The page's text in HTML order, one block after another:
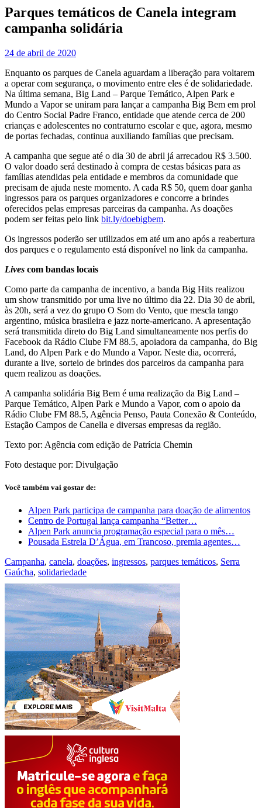
Parques temáticos de Canela integram
campanha solidária
24 de abril de 2020
Enquanto os parques de Canela aguardam a liberação para voltarem
a operar com segurança, o movimento entre eles é de solidariedade.
Na última semana, Big Land – Parque Temático, Alpen Park e
Mundo a Vapor se uniram para lançar a campanha Big Bem em prol
do Centro Social Padre Franco, entidade que atende cerca de 200
crianças e adolescentes no contraturno escolar e que, agora, mesmo
de portas fechadas, continua auxiliando famílias que precisam.
A campanha que segue até o dia 30 de abril já arrecadou R$ 3.500.
O valor doado será destinado à compra de cestas básicas para as
famílias atendidas pela entidade e membros da comunidade que
precisam de ajuda neste momento. A cada R$ 50, quem doar ganha
ingressos para os parques organizadores e concorre a brindes
oferecidos pelas empresas parceiras da campanha. As doações
podem ser feitas pelo link bit.ly/doebigbem.
Os ingressos poderão ser utilizados em até um ano após a reabertura
dos parques e o regulamento está disponível no link da campanha.
Lives com bandas locais
Como parte da campanha de incentivo, a banda Big Hits realizou
um show transmitido por uma live no último dia 22. Dia 30 de abril,
às 20h, será a vez do grupo O Som do Vento, que mescla tango
argentino, música brasileira e jazz norte-americano. A apresentação
será transmitida direto do Big Land simultaneamente nos perfis do
Facebook da Rádio Clube FM 88.5, apoiadora da campanha, do Big
Land, do Alpen Park e do Mundo a Vapor. Neste dia, ocorrerá,
durante a live, sorteio de brindes dos parceiros da campanha para
quem realizou as doações.
A campanha solidária Big Bem é uma realização da Big Land –
Parque Temático, Alpen Park e Mundo a Vapor, com o apoio da
Rádio Clube FM 88.5, Agência Penso, Pauta Conexão & Conteúdo,
Estação Campos de Canella e diversas empresas da região.
Texto por: Agência com edição de Patrícia Chemin
Foto destaque por: Divulgação
Você também vai gostar de:
Alpen Park participa de campanha para doação de alimentos
Centro de Portugal lança campanha “Better…
Alpen Park anuncia programação especial para o mês…
Pousada Estrela D’Água, em Trancoso, premia agentes…
Campanha, canela, doações, ingressos, parques temáticos, Serra
Gaúcha, solidariedade